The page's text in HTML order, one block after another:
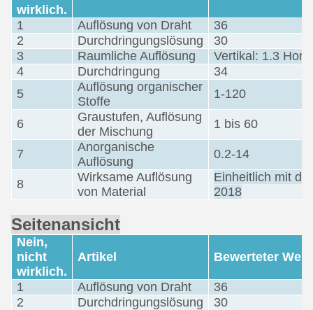
wirklich.
1 Auflösung von Draht
36
2
Durchdringungslösung
30
3
Raumliche Auflösung
Vertikal: 1.3
4
Durchdringung
34
5
Auflösung organischer
Stoffe
1-120
6
Graustufen, Auflösung
der Mischung
1 bis 60
7
Anorganische
Auflösung
0.2-14
8
Wirksame Auflösung
von Material
Einheitlich mit
2018
Seitenansicht
Nein,
nicht
wirklich.
Artikel Bewerteter Wert
1 Auflösung von Draht
36
2
Durchdringungslösung
30